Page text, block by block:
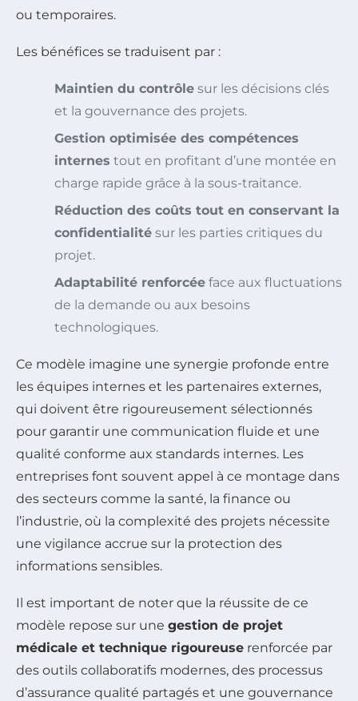
ou temporaires.
Les bénéfices se traduisent par :
Maintien du contrôle sur les décisions clés
et la gouvernance des projets.
Gestion optimisée des compétences
internes tout en profitant d’une montée en
charge rapide grâce à la sous-traitance.
Réduction des coûts tout en conservant la
confidentialité sur les parties critiques du
projet.
Adaptabilité renforcée face aux fluctuations
de la demande ou aux besoins
technologiques.
Ce modèle imagine une synergie profonde entre
les équipes internes et les partenaires externes,
qui doivent être rigoureusement sélectionnés
pour garantir une communication fluide et une
qualité conforme aux standards internes. Les
entreprises font souvent appel à ce montage dans
des secteurs comme la santé, la finance ou
l’industrie, où la complexité des projets nécessite
une vigilance accrue sur la protection des
informations sensibles.
Il est important de noter que la réussite de ce
modèle repose sur une gestion de projet
médicale et technique rigoureuse renforcée par
des outils collaboratifs modernes, des processus
d’assurance qualité partagés et une gouvernance